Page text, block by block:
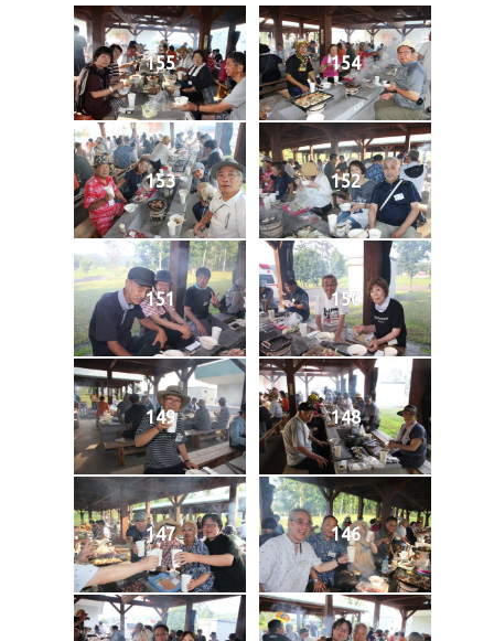
155 154
153 152
151 150
149 148
147 146